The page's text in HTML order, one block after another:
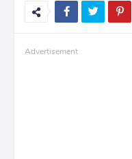
Advertisement